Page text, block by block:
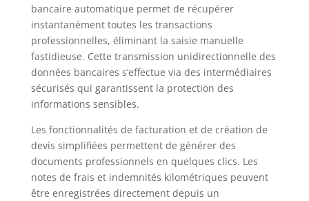
bancaire automatique permet de récupérer
instantanément toutes les transactions
professionnelles, éliminant la saisie manuelle
fastidieuse. Cette transmission unidirectionnelle des
données bancaires s’effectue via des intermédiaires
sécurisés qui garantissent la protection des
informations sensibles.
Les fonctionnalités de facturation et de création de
devis simplifiées permettent de générer des
documents professionnels en quelques clics. Les
notes de frais et indemnités kilométriques peuvent
être enregistrées directement depuis un